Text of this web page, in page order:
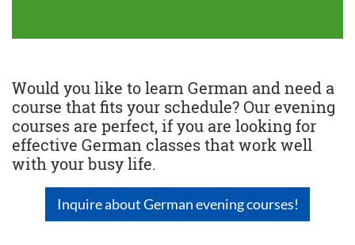
Would you like to learn German and need a
course that fits your schedule? Our evening
courses are perfect, if you are looking for
effective German classes that work well
with your busy life.
Inquire about German evening courses!